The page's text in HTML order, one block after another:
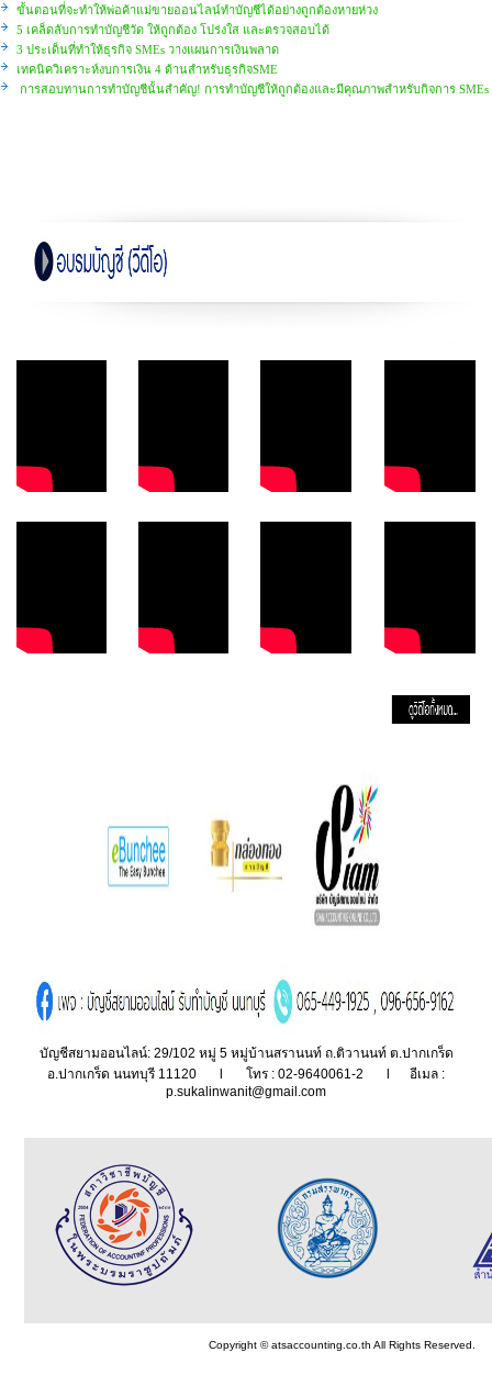
ขั้นตอนที่จะทำให้พ่อค้าแม่ขายออนไลน์ทำบัญชีได้อย่างถูกต้องหายห่วง
5 เคล็ดลับการทำบัญชีวัด ให้ถูกต้อง โปร่งใส และตรวจสอบได้
3 ประเด็นที่ทำให้ธุรกิจ SMEs วางแผนการเงินพลาด
เทคนิควิเคราะห์งบการเงิน 4 ด้านสำหรับธุรกิจSME
การสอบทานการทำบัญชีนั้นสำคัญ! การทำบัญชีให้ถูกต้องและมีคุณภาพสำหรับกิจการ SMEs
บัญชีสยามออนไลน์: 29/102 หมู่ 5 หมู่บ้านสรานนท์ ถ.ติวานนท์ ต.ปากเกร็ด
อ.ปากเกร็ด นนทบุรี 11120 l โทร : 02-9640061-2 l อีเมล :
p.sukalinwanit@gmail.com
Copyright © atsaccounting.co.th All Rights Reserved.